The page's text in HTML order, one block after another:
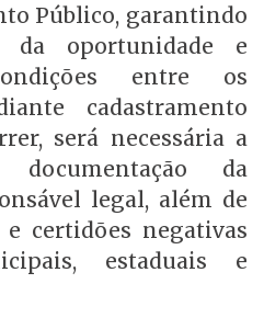
Público, garantindo
da oportunidade e
entre os
cadastramento
será necessária a
documentação da
legal, além de
certidões negativas
estaduais e